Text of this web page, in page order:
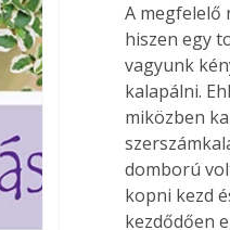
A megfelelő
hiszen egy
vagyunk
kalapálni.
miközben
domború
kopni kezd
kezdődően